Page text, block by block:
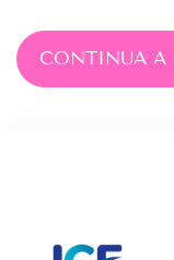
CONTINUA A